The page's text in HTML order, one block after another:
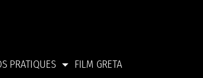
PRATIQUES FILM GRETA